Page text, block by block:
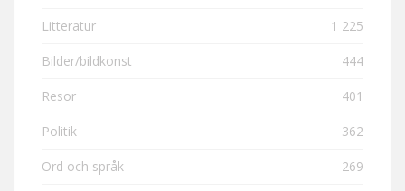
Litteratur 1 225
Bilder/bildkonst 444
Resor 401
Politik 362
Ord och språk 269